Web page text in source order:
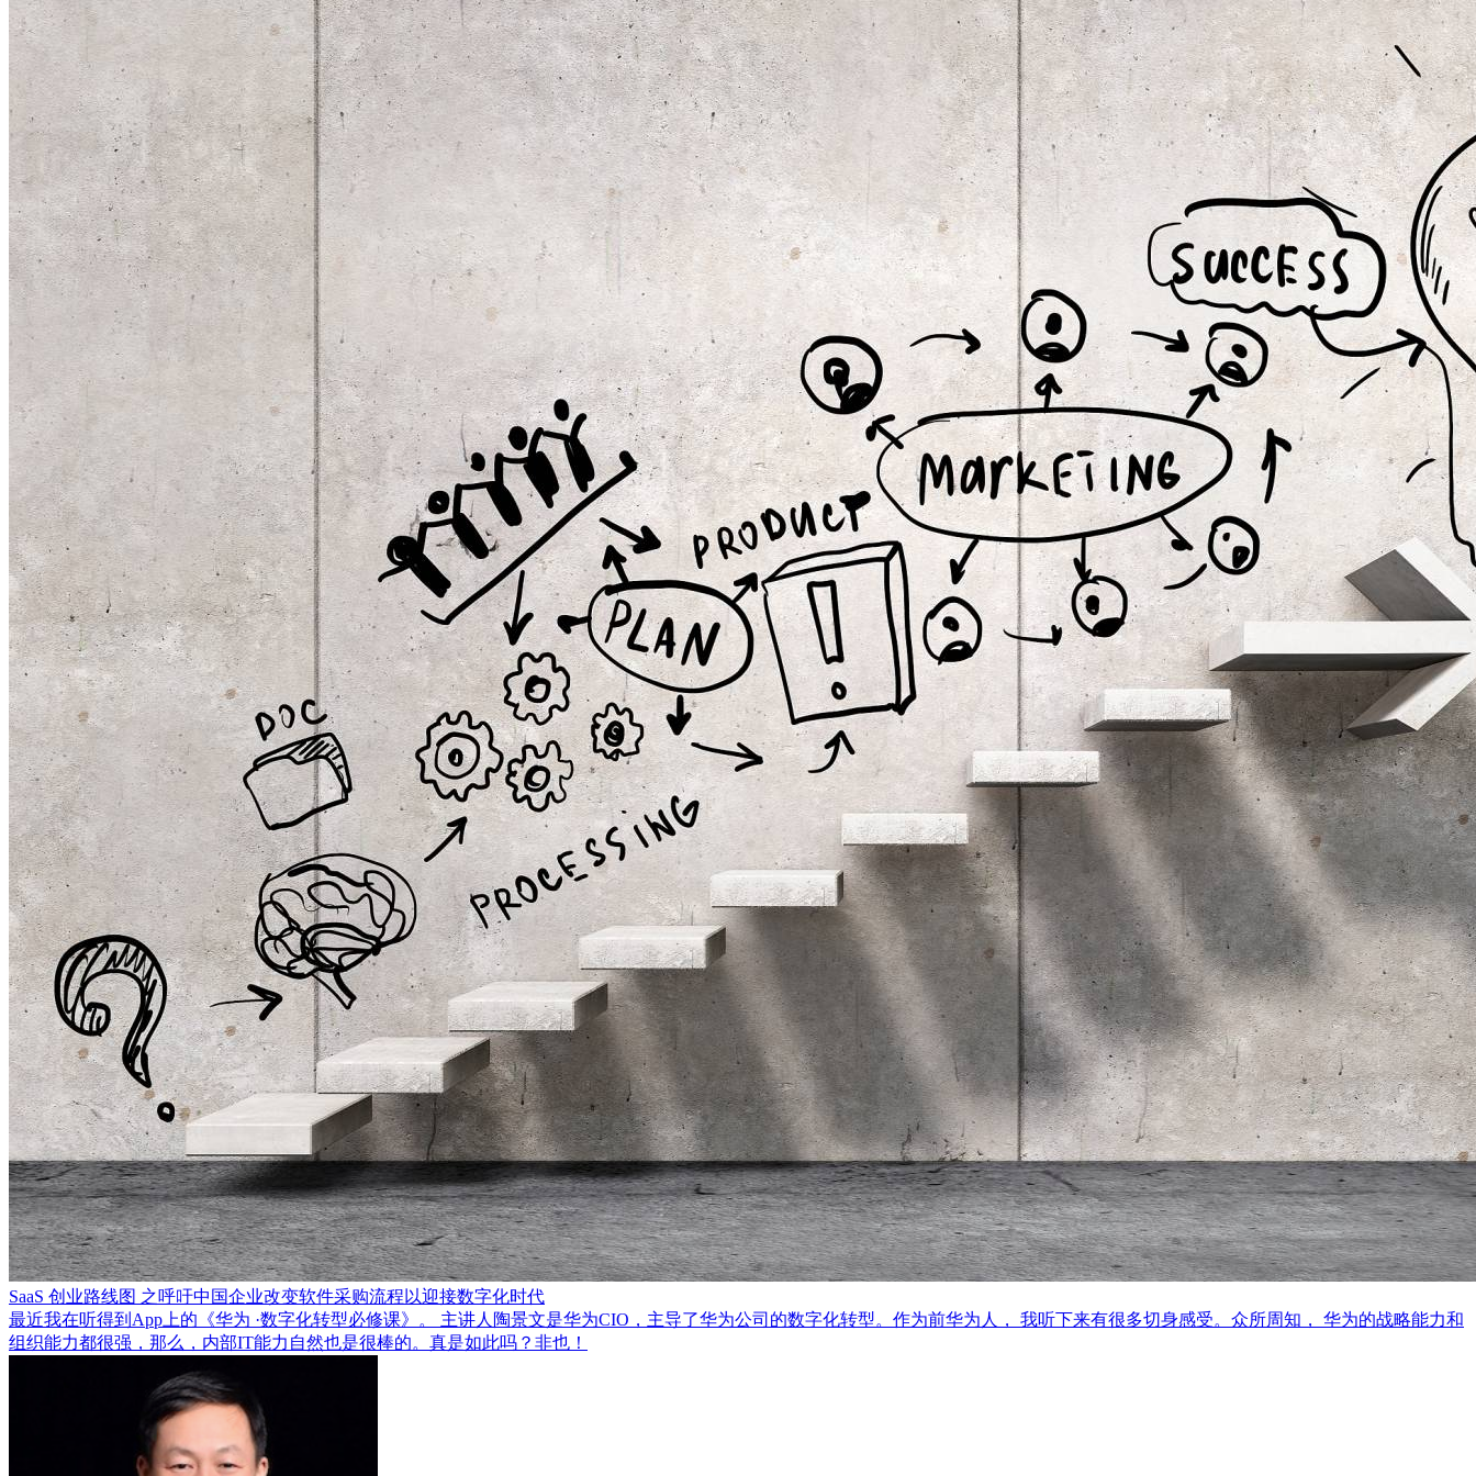
SaaS 创业路线图 之呼吁中国企业改变软件采购流程以迎接数字化时代
最近我在听得到App上的《华为 ·数字化转型必修课》。 主讲人陶景文是华为CIO，主导了华为公司的数字化转型。作为前华为人， 我听下来有很多切身感受。众所周知， 华为的战略能力和
组织能力都很强，那么，内部IT能力自然也是很棒的。真是如此吗？非也！